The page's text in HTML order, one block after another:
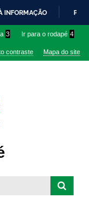
INFORMAÇÃO
3 Ir para o rodapé 4
contraste Mapa do site